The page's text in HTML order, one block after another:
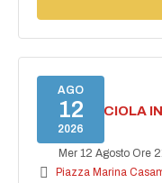
AGO
12
2026
CASAMICCIOLA
Mer 12 Agosto Ore
Piazza Marina